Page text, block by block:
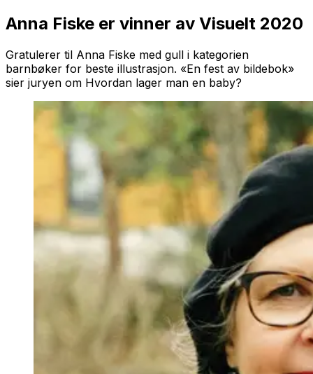
Anna Fiske er vinner av Visuelt 2020
Gratulerer til Anna Fiske med gull i kategorien
barnbøker for beste illustrasjon. «En fest av bildebok»
sier juryen om Hvordan lager man en baby?